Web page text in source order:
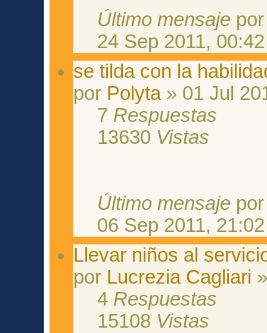
Último mensaje
24 Sep 2011, 00:42
se tilda con la
por Polyta» 01 Jul
7 Respuestas
13630 Vistas
Último mensaje
06 Sep 2011, 21:02
Llevar niños al
por Lucrezia Cagliari
4 Respuestas
15108 Vistas